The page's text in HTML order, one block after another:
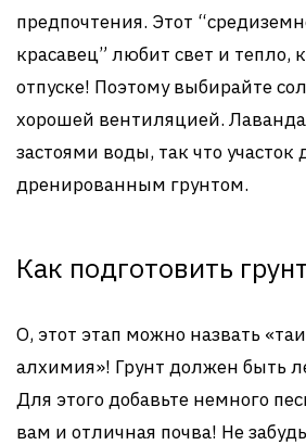
предпочтения. Этот
красавец” любит свет и тепло,
отпуске! Поэтому выбирайте
хорошей вентиляцией.
застоями воды, так что
дренированным грунтом.
Как подготовить
О, этот этап можно назвать
алхимия»! Грунт должен быть
Для этого добавьте немного
вам и отличная почва! Не